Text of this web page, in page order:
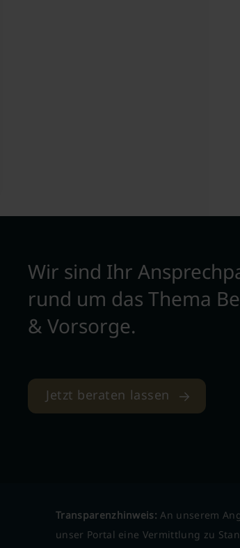
Wir sind Ihr
rund um das Thema
& Vorsorge.
Jetzt beraten lassen
Transparenzhinweis: An unserem
unser Portal eine Vermittlung zu